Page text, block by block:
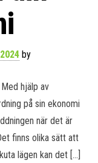
by
hjälp av
på sin ekonomi
när det är
finns olika sätt att
lägen kan det […]